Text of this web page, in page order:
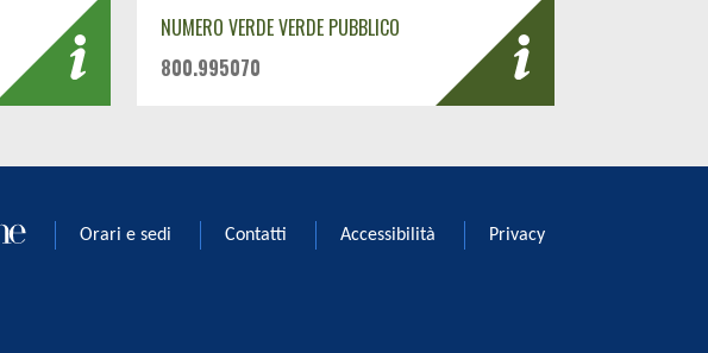
NUMERO VERDE VERDE PUBBLICO
800.995070
Orari e sedi Contatti Accessibilità Privacy